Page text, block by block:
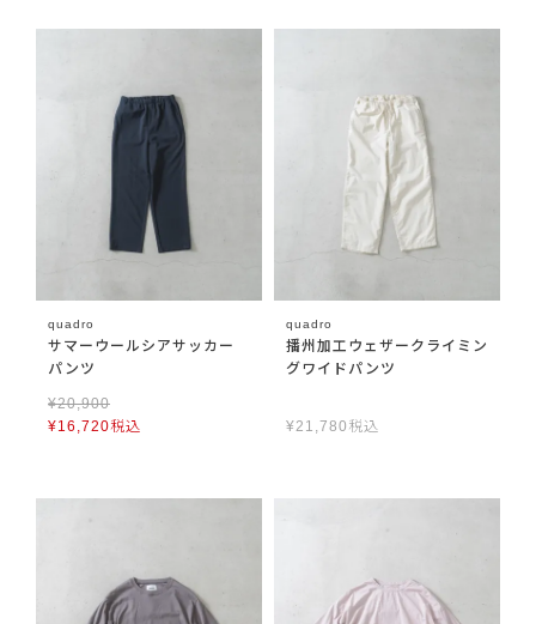
quadro
サマーウールシアサッカー
パンツ
¥20,900
¥16,720税込
quadro
播州加工ウェザークライミン
グワイドパンツ
¥21,780 税込